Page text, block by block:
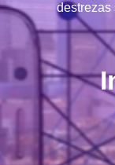
destrezas